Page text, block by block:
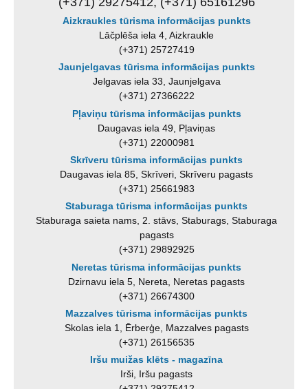
Aizkraukles tūrisma informācijas punkts
Lāčplēša iela 4, Aizkraukle
(+371) 25727419
Jaunjelgavas tūrisma informācijas punkts
Jelgavas iela 33, Jaunjelgava
(+371) 27366222
Pļaviņu tūrisma informācijas punkts
Daugavas iela 49, Pļaviņas
(+371) 22000981
Skrīveru tūrisma informācijas punkts
Daugavas iela 85, Skrīveri, Skrīveru pagasts
(+371) 25661983
Staburaga tūrisma informācijas punkts
Staburaga saieta nams, 2. stāvs, Staburags, Staburaga
pagasts
(+371) 29892925
Neretas tūrisma informācijas punkts
Dzirnavu iela 5, Nereta, Neretas pagasts
(+371) 26674300
Mazzalves tūrisma informācijas punkts
Skolas iela 1, Ērberģe, Mazzalves pagasts
(+371) 26156535
Iršu muižas klēts - magazīna
Irši, Iršu pagasts